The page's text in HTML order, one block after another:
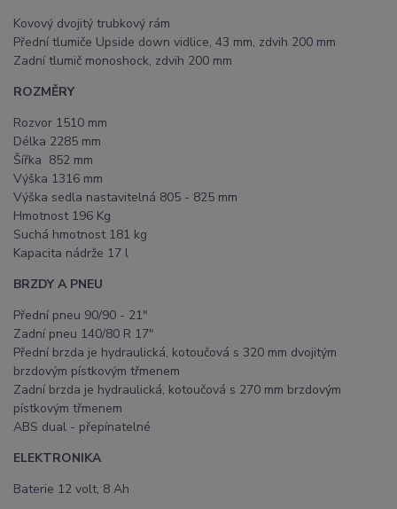
Kovový dvojitý trubkový rám
Přední tlumiče Upside down vidlice, 43 mm, zdvih 200 mm
Zadní tlumič monoshock, zdvih 200 mm
ROZMĚRY
Rozvor 1510 mm
Délka 2285 mm
Šířka 852 mm
Výška 1316 mm
Výška sedla nastavitelná 805 - 825 mm
Hmotnost 196 Kg
Suchá hmotnost 181 kg
Kapacita nádrže 17 l
BRZDY A PNEU
Přední pneu 90/90 - 21"
Zadní pneu 140/80 R 17"
Přední brzda je hydraulická, kotoučová s 320 mm dvojitým
brzdovým pístkovým třmenem
Zadní brzda je hydraulická, kotoučová s 270 mm brzdovým
pístkovým třmenem
ABS dual - přepínatelné
ELEKTRONIKA
Baterie 12 volt, 8 Ah